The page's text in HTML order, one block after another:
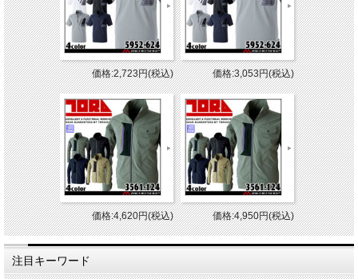
価格:2,723円(税込) 価格:3,053円(税込)
価格:4,620円(税込) 価格:4,950円(税込)
注目キーワード